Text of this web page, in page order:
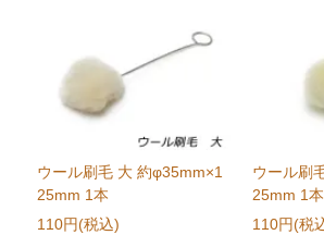
ウール刷毛 大 約φ35mm×1
25mm 1本
110円(税込)
ウール刷
25mm 1本
110円(税